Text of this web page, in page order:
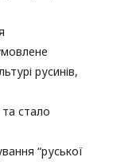
русинів,
стало
“руської